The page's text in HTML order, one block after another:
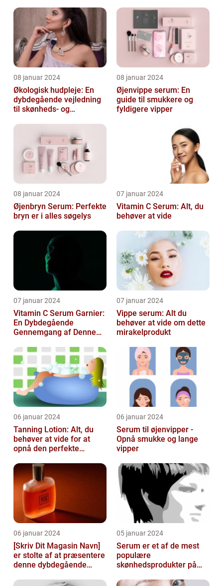
08 januar 2024
Økologisk hudpleje: En
dybdegående vejledning
til skønheds- og
08 januar 2024
Øjenvippe serum: En
guide til smukkere og
fyldigere vipper
08 januar 2024
Øjenbryn Serum: Perfekte
bryn er i alles søgelys
07 januar 2024
Vitamin C Serum: Alt, du
behøver at vide
07 januar 2024
Vitamin C Serum Garnier:
En Dybdegående
Gennemgang af Denne
Kosmetikfavorit
07 januar 2024
Vippe serum: Alt du
behøver at vide om dette
mirakelprodukt
06 januar 2024
Tanning Lotion: Alt, du
behøver at vide for at
opnå den perfekte
06 januar 2024
Serum til øjenvipper -
Opnå smukke og lange
vipper
06 januar 2024
[Skriv Dit Magasin Navn]
er stolte af at præsentere
denne dybdegående
05 januar 2024
Serum er et af de mest
populære
skønhedsprodukter på
ansigt er en vigtig de...